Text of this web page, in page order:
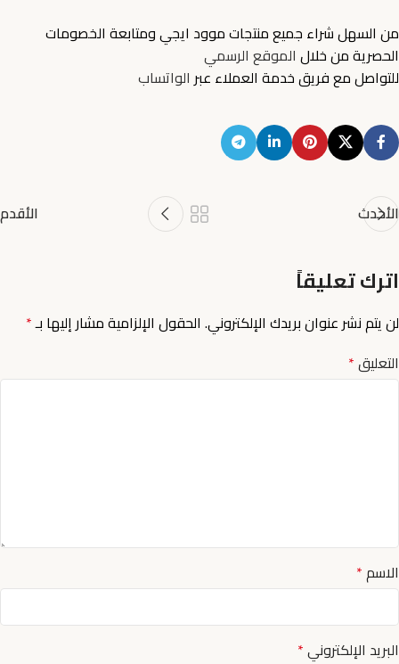
من السهل شراء جميع منتجات موود ايجي ومتابعة الخصومات
الحصرية من خلال الموقع الرسمي
للتواصل مع فريق خدمة العملاء عبر الواتساب
الأحدث الأقدم
اترك تعليقاً
لن يتم نشر عنوان بريدك الإلكتروني. الحقول الإلزامية مشار إليها بـ*
التعليق*
الاسم*
البريد الإلكتروني*